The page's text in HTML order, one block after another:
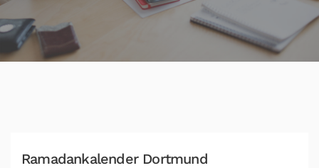
Ramadankalender Dortmund